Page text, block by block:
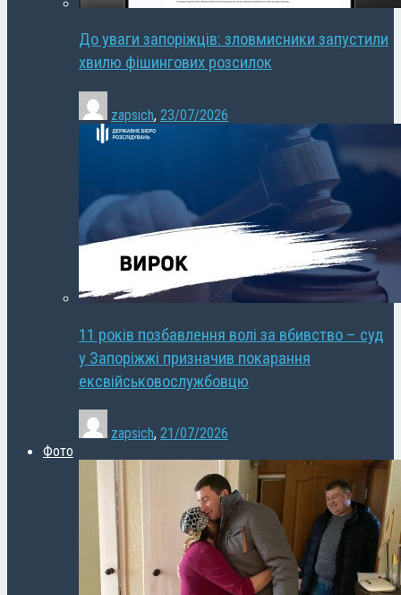
До уваги запоріжців: зловмисники запустили
хвилю фішингових розсилок
zapsich, 23/07/2026
11 років позбавлення волі за вбивство – суд
у Запоріжжі призначив покарання
ексвійськовослужбовцю
zapsich, 21/07/2026
Фото